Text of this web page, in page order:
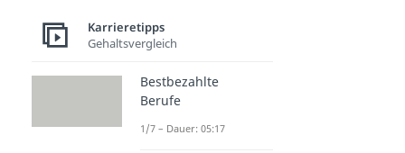
Karrieretipps
Gehaltsvergleich
Bestbezahlte
Berufe
1/7 – Dauer: 05:17